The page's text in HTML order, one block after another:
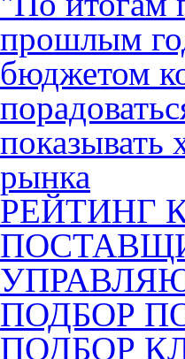
прошлым
бюджетом
рынка
РЕЙТИНГ
ПОДБОР
ПОДБОР